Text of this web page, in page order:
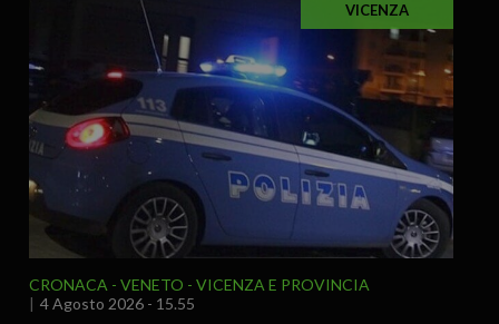
VICENZA
CRONACA VENETO
VICENZA E PROVINCIA
4 Agosto 2026 - 15.55